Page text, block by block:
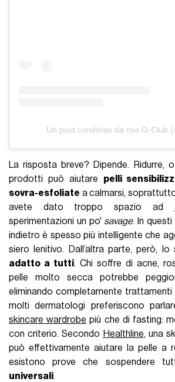
Un post condiviso da nss G-Club
La risposta breve? Dipende. Ridurre,
prodotti può aiutare pelli
sovra-esfoliate a calmarsi,
avete dato troppo spazio ad
sperimentazioni un po' savage. In
indietro è spesso più intelligente che
siero lenitivo. Dall’altra parte, però, lo
adatto a tutti. Chi soffre di acne,
pelle molto secca potrebbe
eliminando completamente trattamenti
molti dermatologi preferiscono
skincare wardrobe più che di fasting:
con criterio. Secondo Healthline, una
può effettivamente aiutare la pelle a
esistono prove che sospendere
universali.